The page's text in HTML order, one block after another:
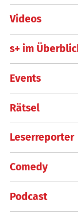
Videos
s+ im
Events
Rätsel
Leserreporter
Comedy
Podcast